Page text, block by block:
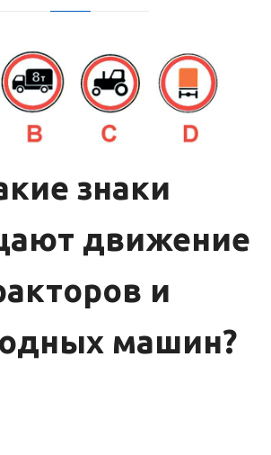
знаки
движение
и
машин?